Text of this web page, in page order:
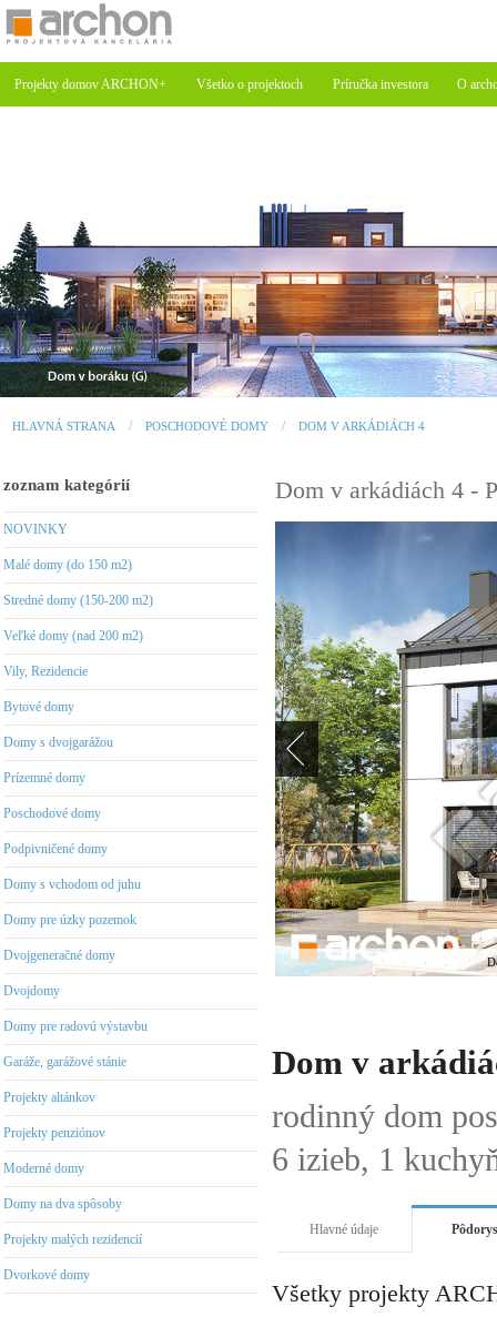
Projekty domov ARCHON+ Všetko o projektoch Príručka investora O
HLAVNÁ STRANA POSCHODOVÉ DOMY DOM V ARKÁDIÁCH 4
zoznam kategórií
NOVINKY
Malé domy (do 150 m2)
Stredné domy (150-200 m2)
Veľké domy (nad 200 m2)
Vily, Rezidencie
Bytové domy
Domy s dvojgarážou
Prízemné domy
Poschodové domy
Podpivničené domy
Domy s vchodom od juhu
Domy pre úzky pozemok
Dvojgeneračné domy
Dvojdomy
Domy pre radovú výstavbu
Garáže, garážové stánie
Projekty altánkov
Projekty penziónov
Moderné domy
Domy na dva spôsoby
Projekty malých rezidencií
Dvorkové domy
Dom v arkádiách 4 -
Dom v
rodinný dom
6 izieb, 1
Hlavné údaje
Všetky projekty